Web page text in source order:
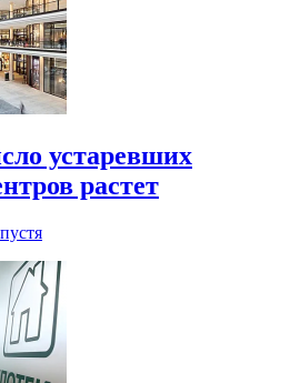
устаревших
растет